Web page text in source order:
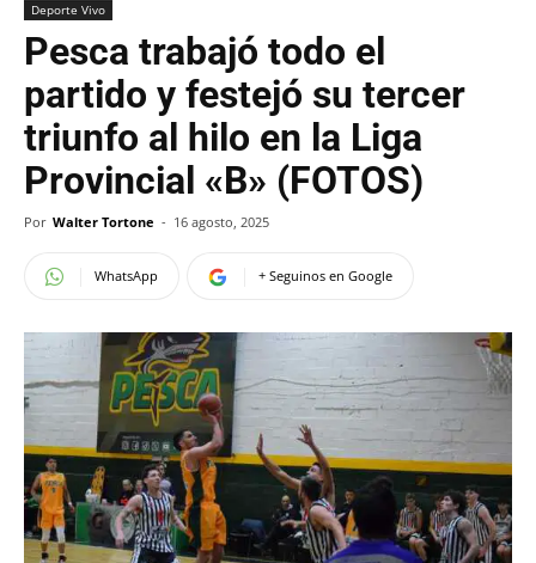
Deporte Vivo
Pesca trabajó todo el
partido y festejó su tercer
triunfo al hilo en la Liga
Provincial «B» (FOTOS)
Por Walter Tortone - 16 agosto, 2025
WhatsApp + Seguinos en Google